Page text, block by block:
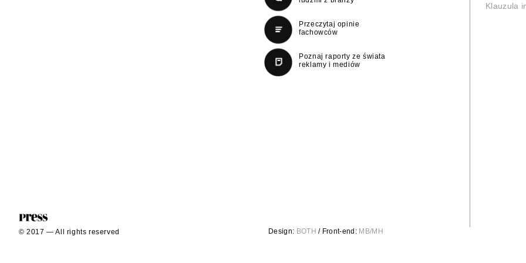
Przeczytaj opinie
fachowców
Poznaj raporty ze świata
reklamy i mediów
Klauzula
Design: BOTH / Front-end: MB/MH
© 2017 — All rights reserved